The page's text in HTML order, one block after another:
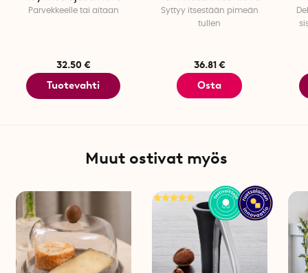
Parvekkeelle tai aitaan
32.50 €
Tuotevahti
Syttyy itsestään pimeän
tullen
36.81 €
Osta
Muut ostivat myös